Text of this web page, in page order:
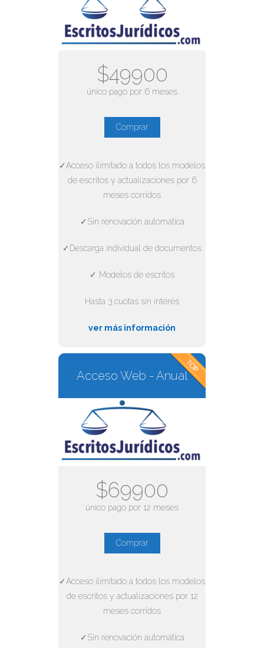
$49900
único pago por 6 meses
Comprar
✓Acceso ilimitado a todos los modelos
de escritos y actualizaciones por 6
meses corridos
✓Sin renovación automática
✓Descarga individual de documentos
✓ Modelos de escritos
Hasta 3 cuotas sin interés
ver más información
Acceso Web - Anual
$69900
único pago por 12 meses
Comprar
✓Acceso ilimitado a todos los modelos
de escritos y actualizaciones por 12
meses corridos
✓Sin renovación automática